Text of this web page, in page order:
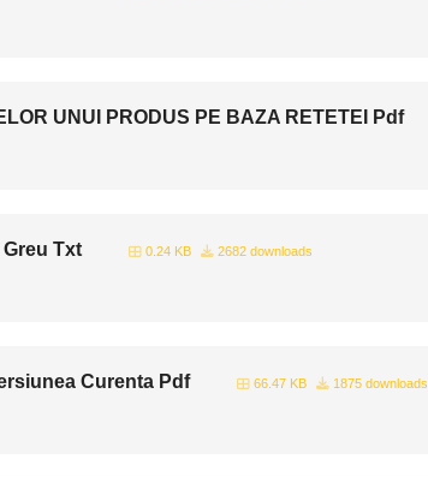
UNUI PRODUS PE BAZA RETETEI Pdf
Txt 0.24 KB 2682 downloads
Curenta Pdf 66.47 KB 1875 downloads